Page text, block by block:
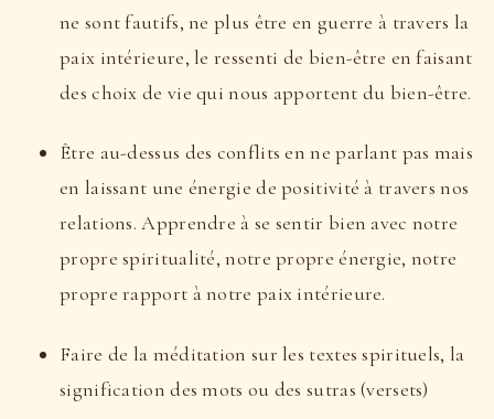
ne sont fautifs, ne plus être en guerre à travers la
paix intérieure, le ressenti de bien-être en faisant
des choix de vie qui nous apportent du bien-être.
Être au-dessus des conflits en ne parlant pas mais
en laissant une énergie de positivité à travers nos
relations. Apprendre à se sentir bien avec notre
propre spiritualité, notre propre énergie, notre
propre rapport à notre paix intérieure.
Faire de la méditation sur les textes spirituels, la
signification des mots ou des sutras (versets)